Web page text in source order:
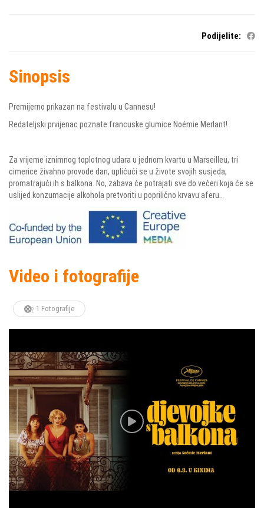
Podijelite:
Sinopsis
Premijerno prikazan na festivalu u Cannesu!
Redateljski prvijenac poznate francuske glumice Noémie Merlant!
Za vrijeme iznimnog toplotnog udara u jednom kvartu u Marseilleu, tri
cimerice živahno provode dan, uplićući se u živote svojih susjeda,
promatrajući ih s balkona. No, zabava će potrajati sve do večeri koja će se
uslijed konzumacije alkohola pretvoriti u poprilično krvavu aferu…
Video i fotografije
1 Fotografije